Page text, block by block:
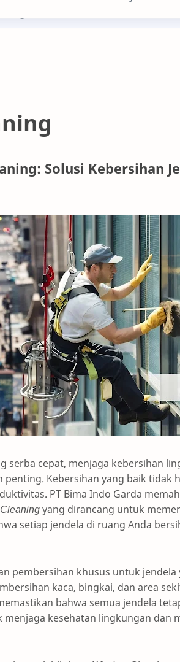
Solusi Kebersihan
serba cepat, menjaga kebersihan
Kebersihan yang baik tidak
PT Bima Indo Garda
yang dirancang untuk
setiap jendela di ruang Anda
pembersihan khusus untuk
kaca, bingkai, dan area
bahwa semua jendela
kesehatan lingkungan dan